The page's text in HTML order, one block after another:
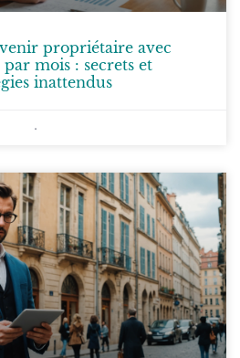
propriétaire avec
par mois : secrets et
inattendus